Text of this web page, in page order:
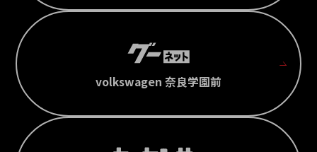
volkswagen 奈良学園前